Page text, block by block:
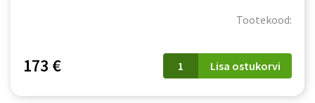
Tootekood:
173 €
D
Natalia
Lisa ostukorvi